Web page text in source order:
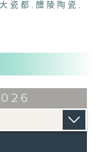
瓷都 , 醴陵陶瓷 ,